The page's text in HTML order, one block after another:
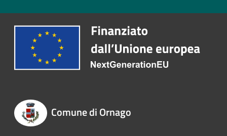
Comune di Ornago